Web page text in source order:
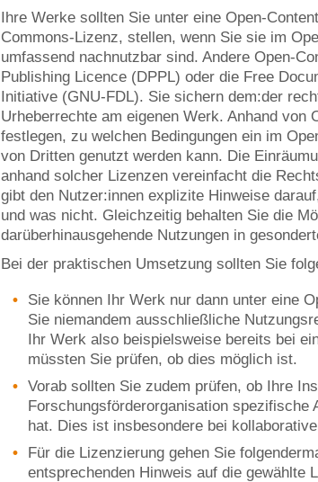
Ihre Werke sollten Sie unter eine Open-
Commons-Lizenz, stellen, wenn Sie sie im
umfassend nachnutzbar sind. Andere Open-
Publishing Licence (DPPL) oder die Free
Initiative (GNU-FDL). Sie sichern dem:der
Urheberrechte am eigenen Werk. Anhand von
festlegen, zu welchen Bedingungen ein im
von Dritten genutzt werden kann. Die
anhand solcher Lizenzen vereinfacht die
gibt den Nutzer:innen explizite Hinweise
und was nicht. Gleichzeitig behalten Sie die
darüberhinausgehende Nutzungen in
Bei der praktischen Umsetzung sollten Sie
Sie können Ihr Werk nur dann unter eine
Sie niemandem ausschließliche
Ihr Werk also beispielsweise bereits bei
müssten Sie prüfen, ob dies möglich ist.
Vorab sollten Sie zudem prüfen, ob Ihre
Forschungsförderorganisation spezifische
hat. Dies ist insbesondere bei
Für die Lizenzierung gehen Sie
entsprechenden Hinweis auf die gewählte